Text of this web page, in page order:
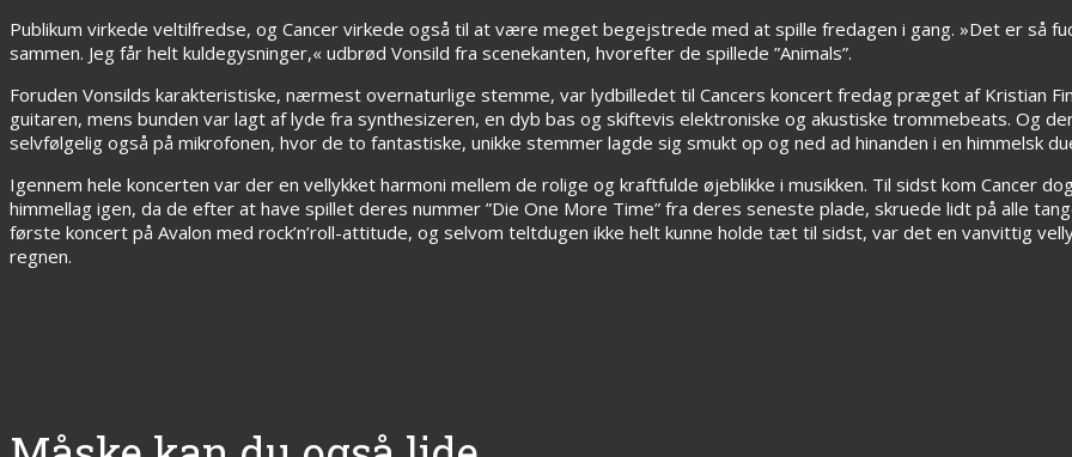
Publikum virkede veltilfredse, og Cancer virkede også til at være meget begejstrede med at spille fredagen i gang. »Det er så
sammen. Jeg får helt kuldegysninger,« udbrød Vonsild fra scenekanten, hvorefter de spillede ”Animals”.
Foruden Vonsilds karakteristiske, nærmest overnaturlige stemme, var lydbilledet til Cancers koncert fredag præget af Kristian
guitaren, mens bunden var lagt af lyde fra synthesizeren, en dyb bas og skiftevis elektroniske og akustiske trommebeats. Og
selvfølgelig også på mikrofonen, hvor de to fantastiske, unikke stemmer lagde sig smukt op og ned ad hinanden i en himmelsk
Igennem hele koncerten var der en vellykket harmoni mellem de rolige og kraftfulde øjeblikke i musikken. Til sidst kom Cancer
himmellag igen, da de efter at have spillet deres nummer ”Die One More Time” fra deres seneste plade, skruede lidt på alle
første koncert på Avalon med rock’n’roll-attitude, og selvom teltdugen ikke helt kunne holde tæt til sidst, var det en vanvittig
regnen.